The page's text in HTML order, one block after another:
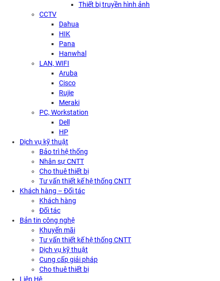
Thiết bị truyền hình ảnh
CCTV
Dahua
HIK
Pana
Hanwhal
LAN, WIFI
Aruba
Cisco
Rujie
Meraki
PC, Workstation
Dell
HP
Dịch vụ kỹ thuật
Bảo trì hệ thống
Nhân sự CNTT
Cho thuê thiết bị
Tư vấn thiết kế hệ thống CNTT
Khách hàng – Đối tác
Khách hàng
Đối tác
Bản tin công nghệ
Khuyến mãi
Tư vấn thiết kế hệ thống CNTT
Dịch vụ kỹ thuật
Cung cấp giải pháp
Cho thuê thiết bị
Liên Hệ